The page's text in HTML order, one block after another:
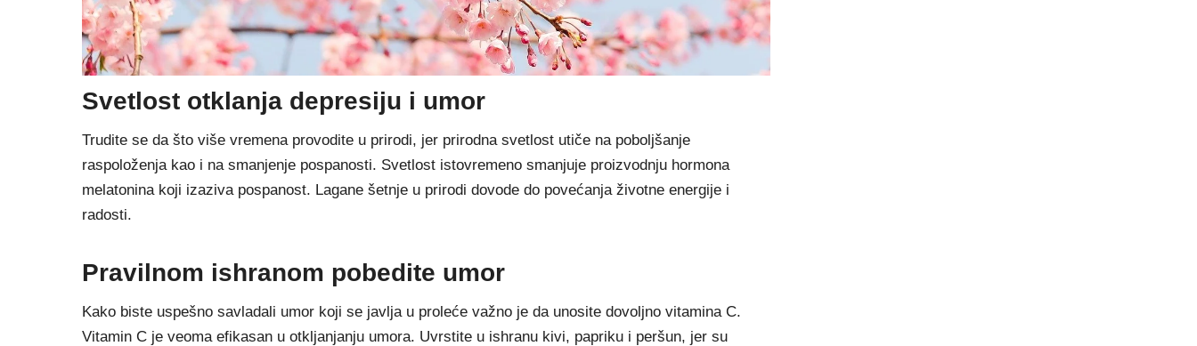
Svetlost otklanja depresiju i umor
Trudite se da što više vremena provodite u prirodi, jer prirodna svetlost utiče na poboljšanje
raspoloženja kao i na smanjenje pospanosti. Svetlost istovremeno smanjuje proizvodnju hormona
melatonina koji izaziva pospanost. Lagane šetnje u prirodi dovode do povećanja životne energije i
radosti.
Pravilnom ishranom pobedite umor
Kako biste uspešno savladali umor koji se javlja u proleće važno je da unosite dovoljno vitamina C.
Vitamin C je veoma efikasan u otkljanjanju umora. Uvrstite u ishranu kivi, papriku i peršun, jer su